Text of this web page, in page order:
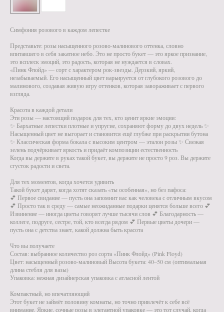
Симфония розового в каждом лепестке
Представьте: розы насыщенного розово-малинового оттенка, словно
впитавшего в себя закатное небо. Это не просто букет — это яркое признание,
это всплеск эмоций, это радость, которая не нуждается в словах.
«Пинк Флойд» — сорт с характером рок-звезды. Дерзкий, яркий,
незабываемый. Его насыщенный цвет варьируется от глубокого розового до
малинового, создавая живую игру оттенков, которая завораживает с первого
взгляда.
Красота в каждой детали
Эти розы — настоящий подарок для тех, кто ценит яркие эмоции:
✨ Бархатные лепестки плотные и упругие, сохраняют форму до двух недель ✨
Насыщенный цвет не выгорает и становится ещё глубже при раскрытии бутона
✨ Классическая форма бокала с высоким центром — эталон розы ✨ Свежая
зелень подчёркивает яркость и придаёт композиции естественность
Когда вы держите в руках такой букет, вы держите не просто 9 роз. Вы держите
сгусток радости и света.
Для тех моментов, когда хочется удивить
Такой букет дарят, когда хотят сказать «ты особенная», но без пафоса:
💕 Первое свидание — пусть она запомнит вас как человека с отличным вкусом
💕 Просто так в среду — самые неожиданные подарки ценятся больше всего 💕
Извинение — иногда цветы говорят лучше тысячи слов 💕 Благодарность —
коллеге, подруге, сестре, той, кто всегда рядом 💕 Первые цветы дочери —
пусть она с детства знает, какой должна быть красота
Что вы получаете
Состав: выбранное количество роз сорта «Пинк Флойд» (Pink Floyd)
Цвет: насыщенный розово-малиновый Высота букета: 40–50 см (оптимальная
длина стебля для вазы)
Упаковка: нежная дизайнерская упаковка с атласной лентой
Компактный, но впечатляющий
Этот букет не займёт половину комнаты, но точно привлечёт к себе всё
внимание. Яркие, сочные розы в элегантной упаковке — это тот случай, когда